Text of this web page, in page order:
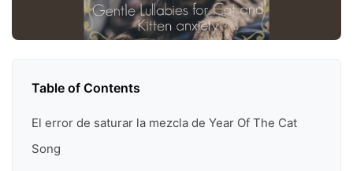
Table of Contents
El error de saturar la mezcla de Year Of The Cat
Song